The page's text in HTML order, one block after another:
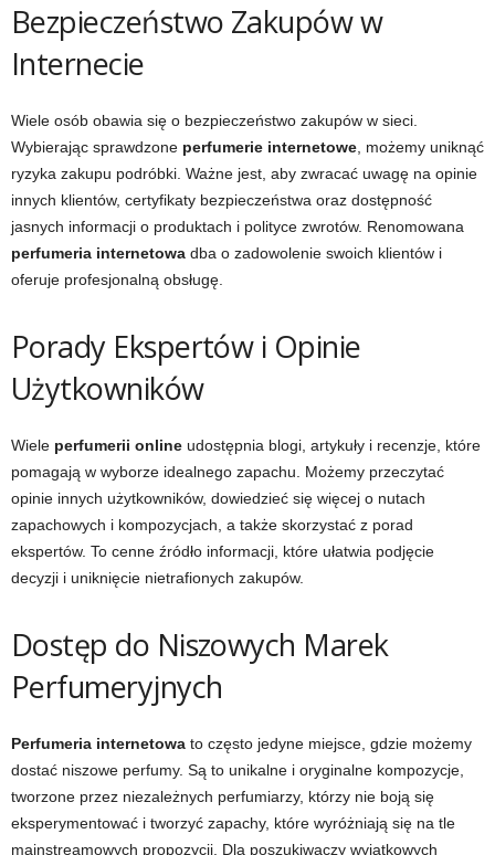
Bezpieczeństwo Zakupów w
Internecie
Wiele osób obawia się o bezpieczeństwo zakupów w sieci.
Wybierając sprawdzone perfumerie internetowe , możemy uniknąć
ryzyka zakupu podróbki. Ważne jest, aby zwracać uwagę na opinie
innych klientów, certyfikaty bezpieczeństwa oraz dostępność
jasnych informacji o produktach i polityce zwrotów. Renomowana
perfumeria internetowa dba o zadowolenie swoich klientów i
oferuje profesjonalną obsługę.
Porady Ekspertów i Opinie
Użytkowników
Wiele perfumerii online udostępnia blogi, artykuły i recenzje, które
pomagają w wyborze idealnego zapachu. Możemy przeczytać
opinie innych użytkowników, dowiedzieć się więcej o nutach
zapachowych i kompozycjach, a także skorzystać z porad
ekspertów. To cenne źródło informacji, które ułatwia podjęcie
decyzji i uniknięcie nietrafionych zakupów.
Dostęp do Niszowych Marek
Perfumeryjnych
Perfumeria internetowa to często jedyne miejsce, gdzie możemy
dostać niszowe perfumy. Są to unikalne i oryginalne kompozycje,
tworzone przez niezależnych perfumiarzy, którzy nie boją się
eksperymentować i tworzyć zapachy, które wyróżniają się na tle
mainstreamowych propozycji. Dla poszukiwaczy wyjątkowych